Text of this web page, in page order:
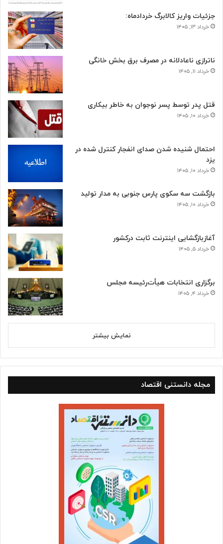
جزئیات واریز کالابرگ خردادماه:
خرداد ۱۳, ۱۴۰۵
ناترازی ناعادلانه در مصرف برق بخش خانگی
خرداد ۱۱, ۱۴۰۵
قتل پدر توسط پسر نوجوان به خاطر بیکاری
خرداد ۱۰, ۱۴۰۵
احتمال شنیده شدن صدای انفجار کنترل شده در
یزد
خرداد ۱۰, ۱۴۰۵
بازگشت سه سکوی پارس جنوبی به مدار تولید
خرداد ۱۰, ۱۴۰۵
آغازبازگشایی اینترنت ثابت درکشور
خرداد ۵, ۱۴۰۵
برگزاری انتخابات هیأت‌رئیسه مجلس
خرداد ۴, ۱۴۰۵
نمایش بیشتر
مجله دانستنی اقتصاد